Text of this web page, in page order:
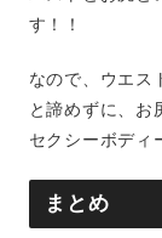
す！！
なので、ウエス
と諦めずに、お
セクシーボデ
まとめ